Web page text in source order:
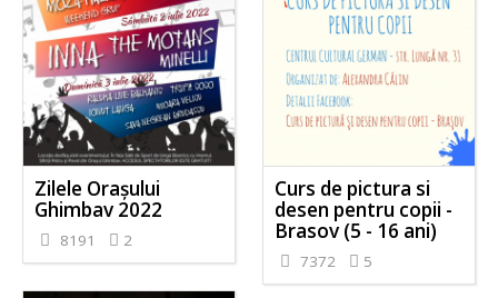
Zilele Orașului
Ghimbav 2022
8191 2
Curs de pictura si
desen pentru copii -
Brasov (5 - 16 ani)
7372 5